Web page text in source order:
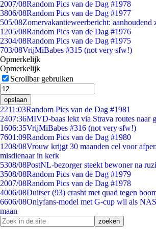
2007/08Random Pics van de Dag #1978
3806/08Random Pics van de Dag #1977
505/08Zomervakantieweerbericht: aanhoudend
1205/08Random Pics van de Dag #1976
2304/08Random Pics van de Dag #1975
703/08VrijMiBabes #315 (not very sfw!)
Opmerkelijk
Opmerkelijk
Scrollbar gebruiken
opslaan
2211:03Random Pics van de Dag #1981
2407:36MIVD-baas lekt via Strava routes naar
1606:35VrijMiBabes #316 (not very sfw!)
7601:09Random Pics van de Dag #1980
1208/08Vrouw krijgt 30 maanden cel voor
misdienaar in kerk
5308/08PostNL-bezorger steekt bewoner na
3508/08Random Pics van de Dag #1979
2007/08Random Pics van de Dag #1978
4006/08Duitser (93) crasht met quad tegen
6606/08Onlyfans-model met G-cup wil als
maan